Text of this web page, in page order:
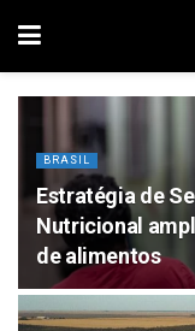
BRASIL
Estratégia de
Nutricional
de alimentos